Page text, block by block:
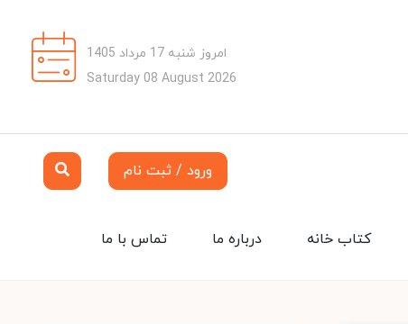
امروز شنبه 17 مرداد 1405
Saturday 08 August 2026
ورود / ثبت نام
تماس با ما درباره ما کتاب خانه